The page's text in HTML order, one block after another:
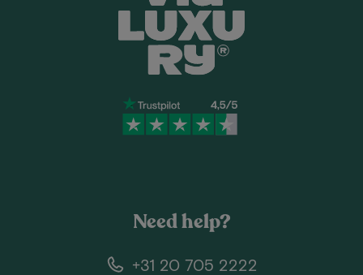
Need help?
+31 20 705 2222